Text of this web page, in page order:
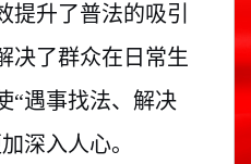
提升了普法的吸引
决了群众在日常生
“遇事找法、解决
深入人心。